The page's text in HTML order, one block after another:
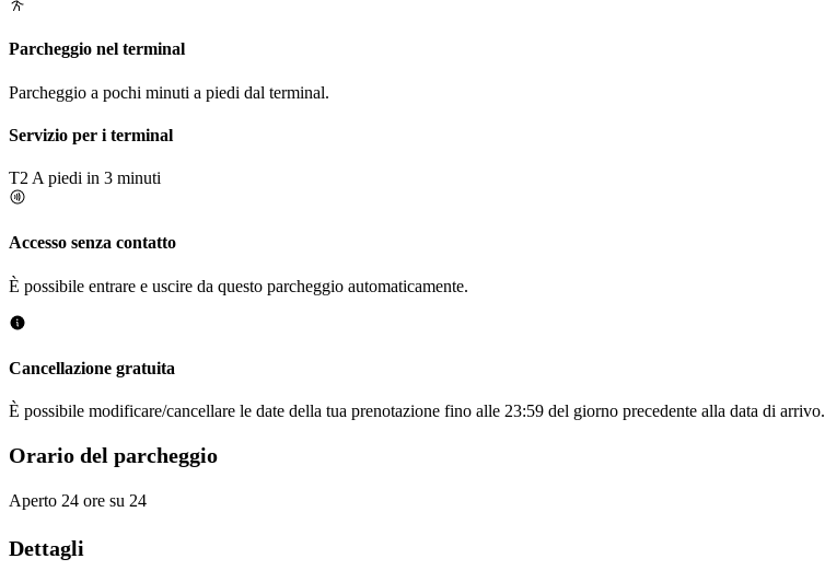
Parcheggio nel terminal
Parcheggio a pochi minuti a piedi dal terminal.
Servizio per i terminal
T2 A piedi in 3 minuti
Accesso senza contatto
È possibile entrare e uscire da questo parcheggio automaticamente.
Cancellazione gratuita
È possibile modificare/cancellare le date della tua prenotazione fino alle 23:59 del giorno precedente alla data di arrivo.
Orario del parcheggio
Aperto 24 ore su 24
Dettagli